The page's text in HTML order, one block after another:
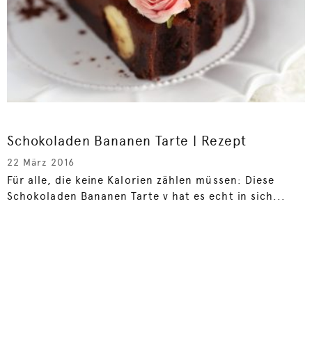
Schokoladen Bananen Tarte | Rezept
22 März 2016
Für alle, die keine Kalorien zählen müssen: Diese
Schokoladen Bananen Tarte v hat es echt in sich...